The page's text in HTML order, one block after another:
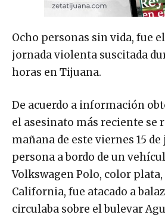
Ocho personas sin vida, fue
jornada violenta suscitada
horas en Tijuana.
De acuerdo a información
el asesinato más reciente se
mañana de este viernes 15
persona a bordo de un
Volkswagen Polo, color plata,
California, fue atacado a
circulaba sobre el bulevar